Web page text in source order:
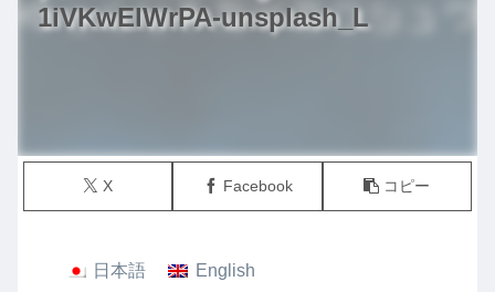
1iVKwElWrPA-unsplash_L
X Facebook コピー
日本語 English